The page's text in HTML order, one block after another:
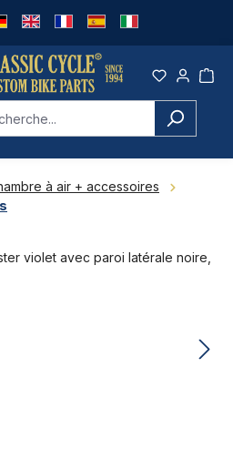
à air + accessoires